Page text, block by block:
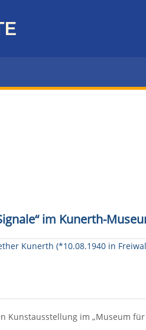
im Kunerth-
im „Museum